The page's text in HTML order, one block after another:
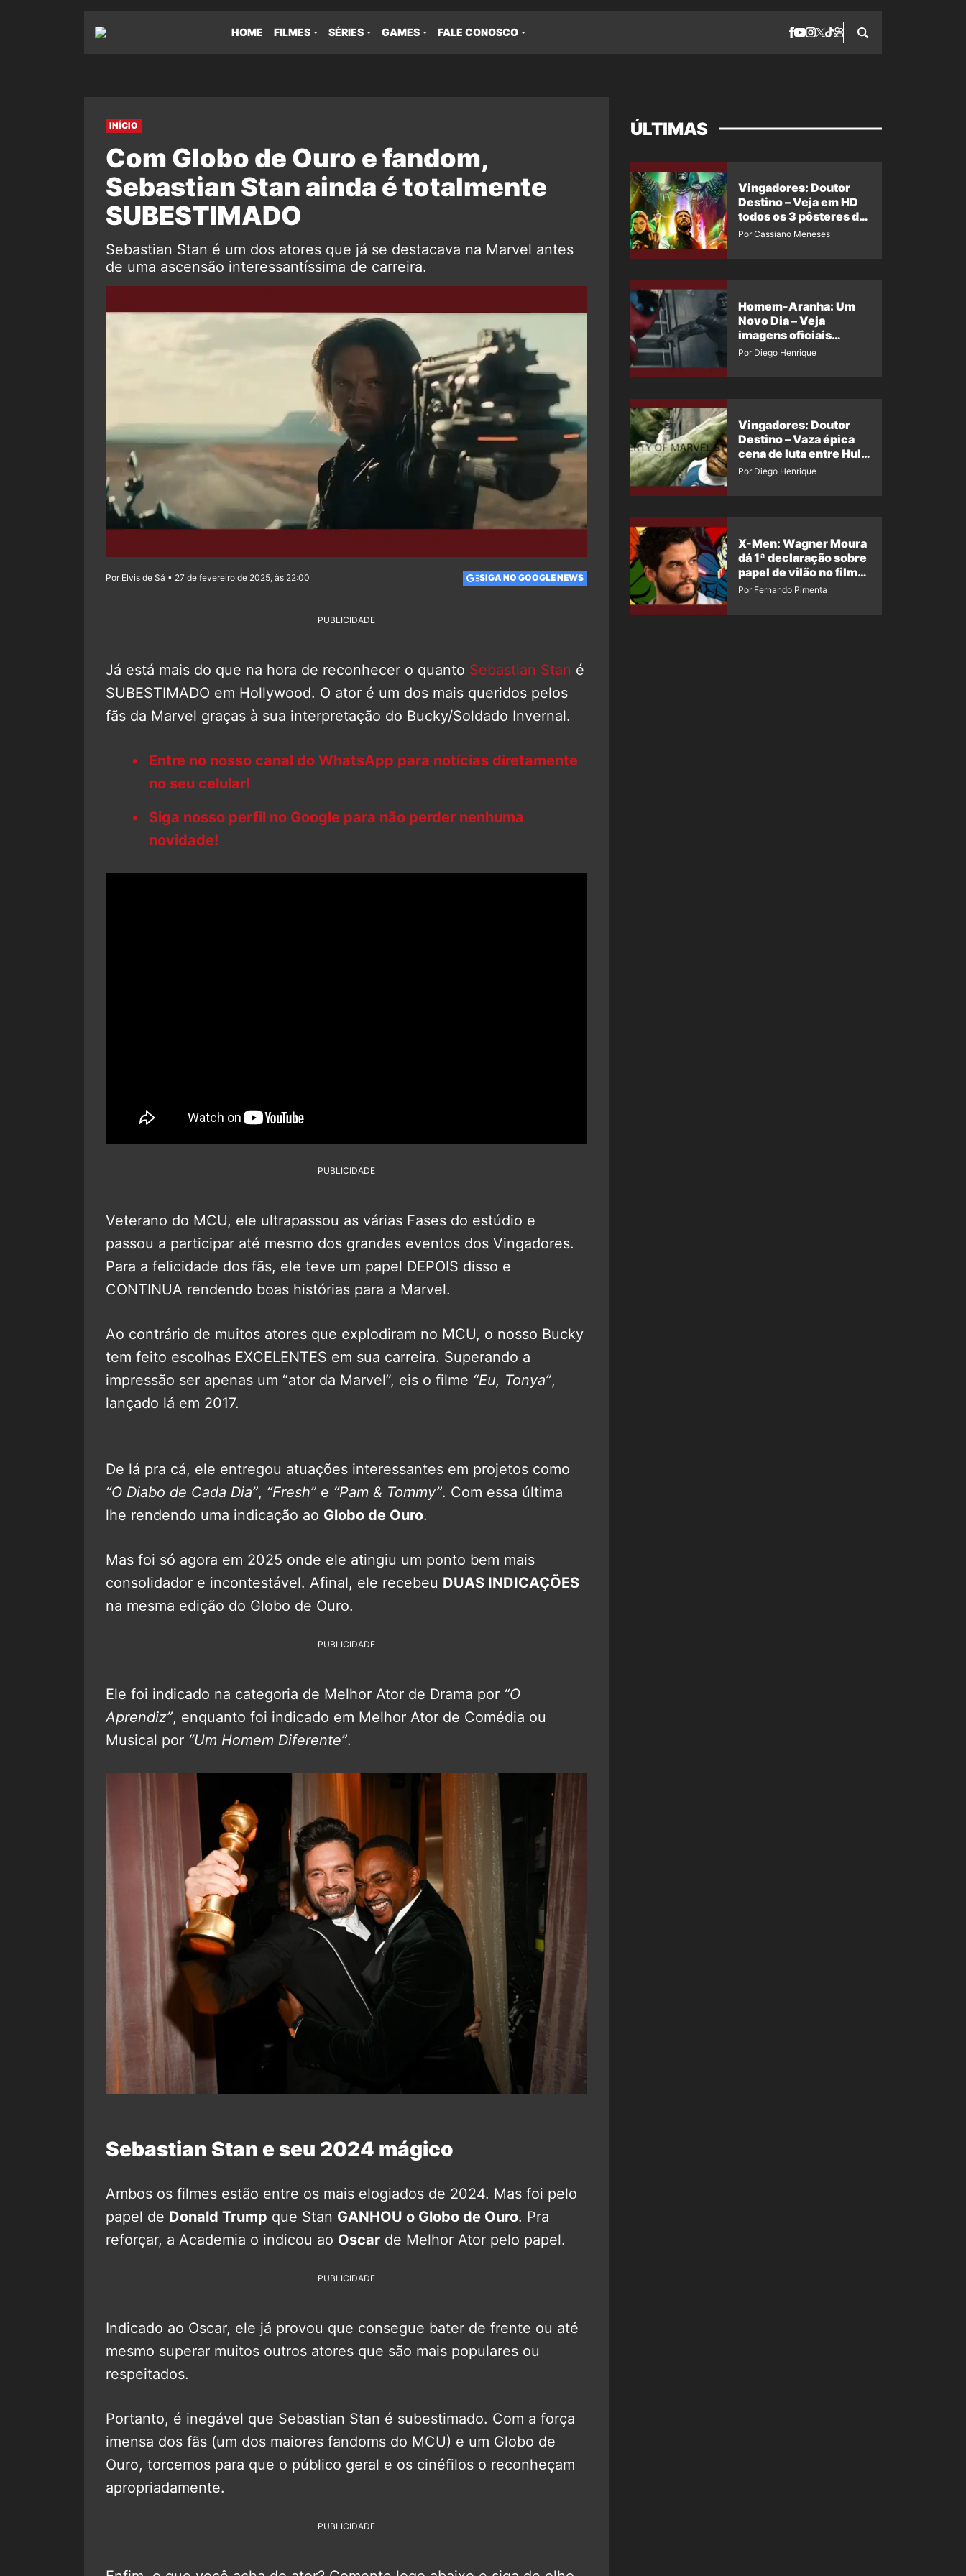
HOME FILMES SÉRIES GAMES FALE CONOSCO
INÍCIO
Com Globo de Ouro e fandom,
Sebastian Stan ainda é totalmente
SUBESTIMADO
Sebastian Stan é um dos atores que já se destacava na Marvel antes
de uma ascensão interessantíssima de carreira.
Por Elvis de Sá • 27 de fevereiro de 2025, às 22:00 SIGA NO GOOGLE NEWS
PUBLICIDADE
Já está mais do que na hora de reconhecer o quanto Sebastian Stan é
SUBESTIMADO em Hollywood. O ator é um dos mais queridos pelos
fãs da Marvel graças à sua interpretação do Bucky/Soldado Invernal.
Entre no nosso canal do WhatsApp para notícias diretamente
no seu celular!
Siga nosso perfil no Google para não perder nenhuma
novidade!
PUBLICIDADE
Veterano do MCU, ele ultrapassou as várias Fases do estúdio e
passou a participar até mesmo dos grandes eventos dos Vingadores.
Para a felicidade dos fãs, ele teve um papel DEPOIS disso e
CONTINUA rendendo boas histórias para a Marvel.
Ao contrário de muitos atores que explodiram no MCU, o nosso Bucky
tem feito escolhas EXCELENTES em sua carreira. Superando a
impressão ser apenas um “ator da Marvel”, eis o filme “Eu, Tonya”,
lançado lá em 2017.
De lá pra cá, ele entregou atuações interessantes em projetos como
“O Diabo de Cada Dia”, “Fresh” e “Pam & Tommy”. Com essa última
lhe rendendo uma indicação ao Globo de Ouro.
Mas foi só agora em 2025 onde ele atingiu um ponto bem mais
consolidador e incontestável. Afinal, ele recebeu DUAS INDICAÇÕES
na mesma edição do Globo de Ouro.
PUBLICIDADE
Ele foi indicado na categoria de Melhor Ator de Drama por “O
Aprendiz”, enquanto foi indicado em Melhor Ator de Comédia ou
Musical por “Um Homem Diferente”.
Sebastian Stan e seu 2024 mágico
Ambos os filmes estão entre os mais elogiados de 2024. Mas foi pelo
papel de Donald Trump que Stan GANHOU o Globo de Ouro. Pra
reforçar, a Academia o indicou ao Oscar de Melhor Ator pelo papel.
PUBLICIDADE
Indicado ao Oscar, ele já provou que consegue bater de frente ou até
mesmo superar muitos outros atores que são mais populares ou
respeitados.
Portanto, é inegável que Sebastian Stan é subestimado. Com a força
imensa dos fãs (um dos maiores fandoms do MCU) e um Globo de
Ouro, torcemos para que o público geral e os cinéfilos o reconheçam
apropriadamente.
PUBLICIDADE
ÚLTIMAS
Vingadores: Doutor
Destino – Veja em HD
todos os 3 pôsteres de
‘Doomsday’ + 1 imagem
Por Cassiano Meneses
Homem-Aranha: Um
Novo Dia – Veja
imagens oficiais
descartadas do Hulk
Por Diego Henrique
Vingadores: Doutor
Destino – Vaza épica
cena de luta entre Hulk
e o Coisa
Por Diego Henrique
X-Men: Wagner Moura
dá 1ª declaração sobre
papel de vilão no filme
da Marvel
Por Fernando Pimenta